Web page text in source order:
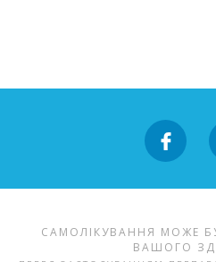
САМОЛІКУВАННЯ МОЖЕ
ВАШОГО